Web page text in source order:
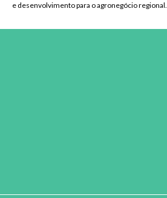
e desenvolvimento para o agronegócio regional.